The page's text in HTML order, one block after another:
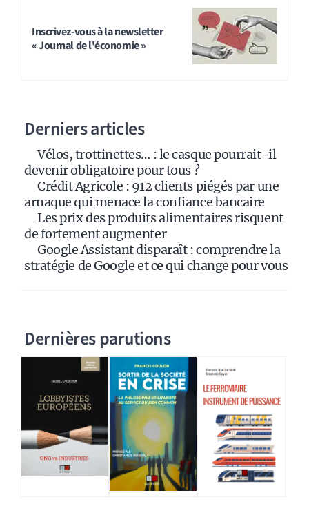
Inscrivez-vous à la newsletter
« Journal de l'économie »
Derniers articles
Vélos, trottinettes… : le casque pourrait-il
devenir obligatoire pour tous ?
Crédit Agricole : 912 clients piégés par une
arnaque qui menace la confiance bancaire
Les prix des produits alimentaires risquent
de fortement augmenter
Google Assistant disparaît : comprendre la
stratégie de Google et ce qui change pour vous
Dernières parutions